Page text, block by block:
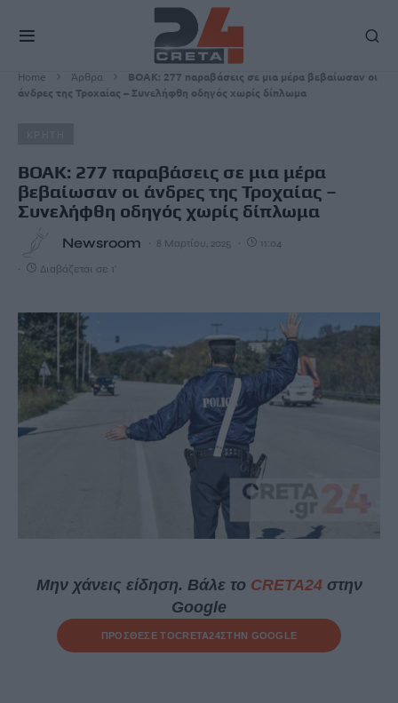
Home Άρθρα
ΒΟΑΚ: 277 παραβάσεις σε μια μέρα βεβαίωσαν οι
άνδρες της Τροχαίας – Συνελήφθη οδηγός χωρίς δίπλωμα
ΒΟΑΚ: 277 παραβάσεις σε μια μέρα
βεβαίωσαν οι άνδρες της Τροχαίας –
Συνελήφθη οδηγός χωρίς δίπλωμα
Newsroom 8 Μαρτίου, 2025 11:04
Διαβάζεται σε 1'
Μην χάνεις είδηση. Βάλε το CRETA24στην
Google
ΠΡΟΣΘΕΣΕ ΤΟCRETA24ΣΤΗΝ GOOGLE